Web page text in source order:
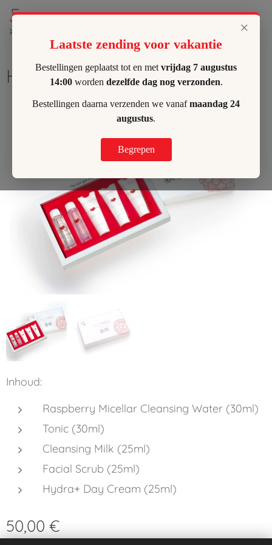
Hydro Sensitive Facial Box
Inhoud:
Raspberry Micellar Cleansing Water (30ml)
Tonic (30ml)
Cleansing Milk (25ml)
Facial Scrub (25ml)
Hydra+ Day Cream (25ml)
50,00 €
×
Laatste zending voor vakantie
Bestellingen geplaatst tot en met vrijdag 7 augustus
14:00worden dezelfde dag nog verzonden.
Bestellingen daarna verzenden we vanafmaandag 24
augustus.
Begrepen